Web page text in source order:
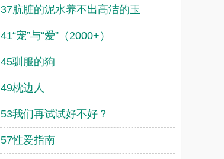
37肮脏的泥水养不出高洁的玉
41“宠”与“爱”（2000+）
45驯服的狗
49枕边人
53我们再试试好不好？
57性爱指南